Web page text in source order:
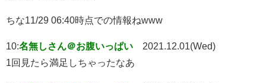
ちな11/29 06:40時点での情報ねwww
10:名無しさん＠お腹いっぱい
2021.12.01(Wed)
1回見たら満足しちゃったなあ